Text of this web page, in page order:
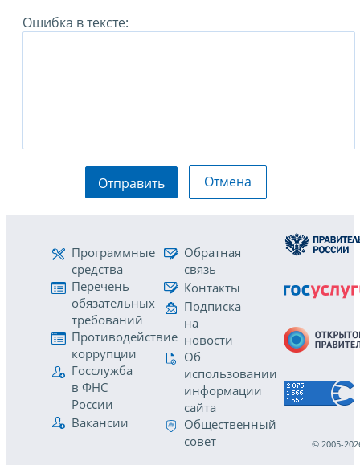
Ошибка в тексте:
Отправить Отмена
Программные
средства
Перечень
обязательных
требований
Противодействие
коррупции
Госслужба
в ФНС
России
Вакансии
Обратная
связь
Контакты
Подписка
на
новости
Об
использовании
информации
сайта
Общественный
совет
© 2005-